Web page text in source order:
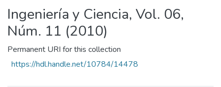
Ingeniería y Ciencia, Vol. 06,
Núm. 11 (2010)
Permanent URI for this collection
https://hdl.handle.net/10784/14478